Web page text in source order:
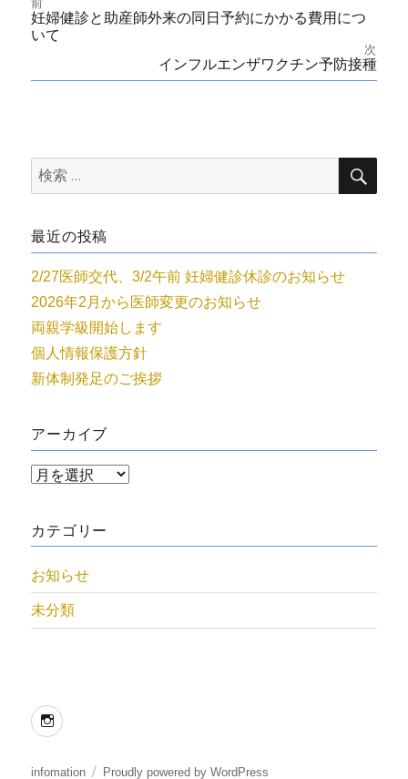
投
ゲ
シ
ョ
ン
前
前
の
投
妊婦健診と助産師外来の同日予約にかかる費用につ
いて
次
インフルエンザワクチン予防接種
検
索:
検
最近の投稿
2/27医師交代、3/2午前 妊婦健診休診のお知らせ
2026年2月から医師変更のお知らせ
両親学級開始します
個人情報保護方針
新体制発足のご挨拶
アーカイブ
ア
カ
イ
ブ
カテゴリー
お知らせ
未分類
Instagram
infomation Proudly powered by WordPress